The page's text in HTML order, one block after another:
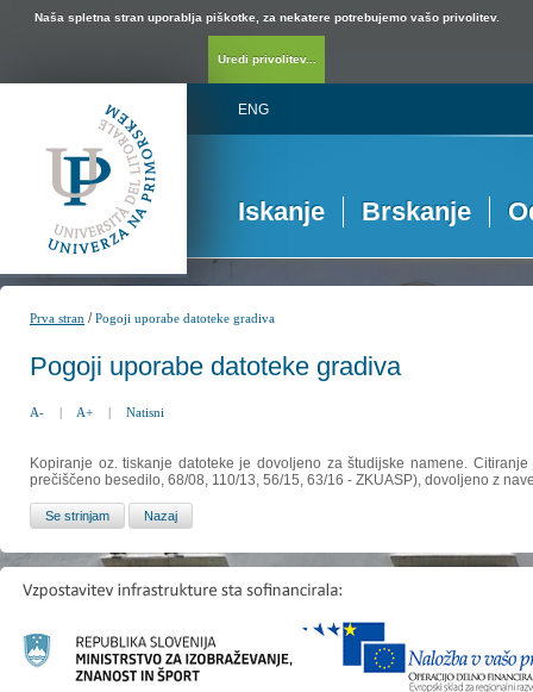
Naša spletna stran uporablja piškotke, za nekatere potrebujemo vašo privolitev.
Uredi privolitev...
ENG
Iskanje Brskanje
Prva stran /Pogoji uporabe datoteke gradiva
Pogoji uporabe datoteke gradiva
A- | A+ | Natisni
Kopiranje oz. tiskanje datoteke je dovoljeno za študijske namene.
prečiščeno besedilo, 68/08, 110/13, 56/15, 63/16 - ZKUASP), dovoljeno z